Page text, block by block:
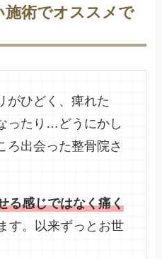
術でオススメで
がひどく、痺れた
ったり…どうにかし
ろ出会った整骨院さ
る感じではなく痛く
す。以来ずっとお世